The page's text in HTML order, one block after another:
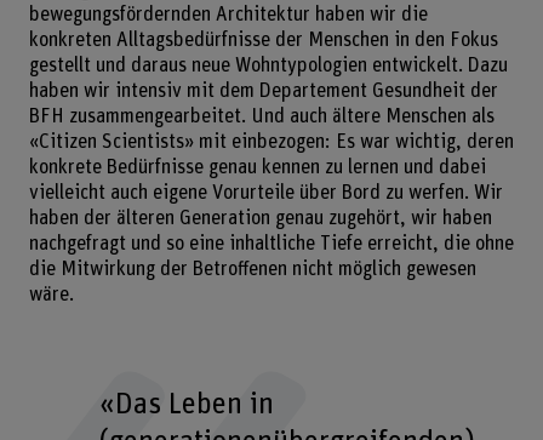
bewegungsfördernden Architektur haben wir die
konkreten Alltagsbedürfnisse der Menschen in den Fokus
gestellt und daraus neue Wohntypologien entwickelt. Dazu
haben wir intensiv mit dem Departement Gesundheit der
BFH zusammengearbeitet. Und auch ältere Menschen als
«Citizen Scientists» mit einbezogen: Es war wichtig, deren
konkrete Bedürfnisse genau kennen zu lernen und dabei
vielleicht auch eigene Vorurteile über Bord zu werfen. Wir
haben der älteren Generation genau zugehört, wir haben
nachgefragt und so eine inhaltliche Tiefe erreicht, die ohne
die Mitwirkung der Betroffenen nicht möglich gewesen
wäre.
«Das Leben in